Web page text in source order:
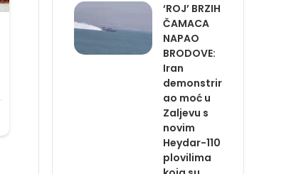
‘ROJ’ BRZIH
ČAMACA
NAPAO
BRODOVE:
Iran
demonstrir
ao moć u
Zaljevu s
novim
Heydar-110
plovilima